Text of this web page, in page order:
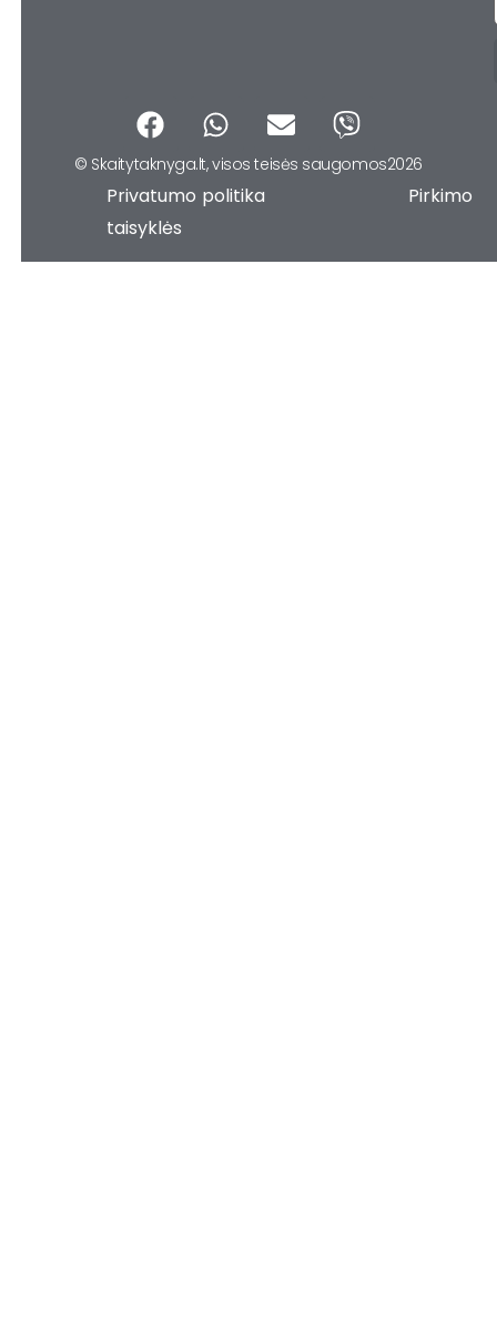
F
a
c
e
b
o
W
h
a
t
a
E
n
v
o
V
b
© Skaitytaknyga.lt, visos teisės saugomos2026
Privatumo politika Pirkimo
taisyklės